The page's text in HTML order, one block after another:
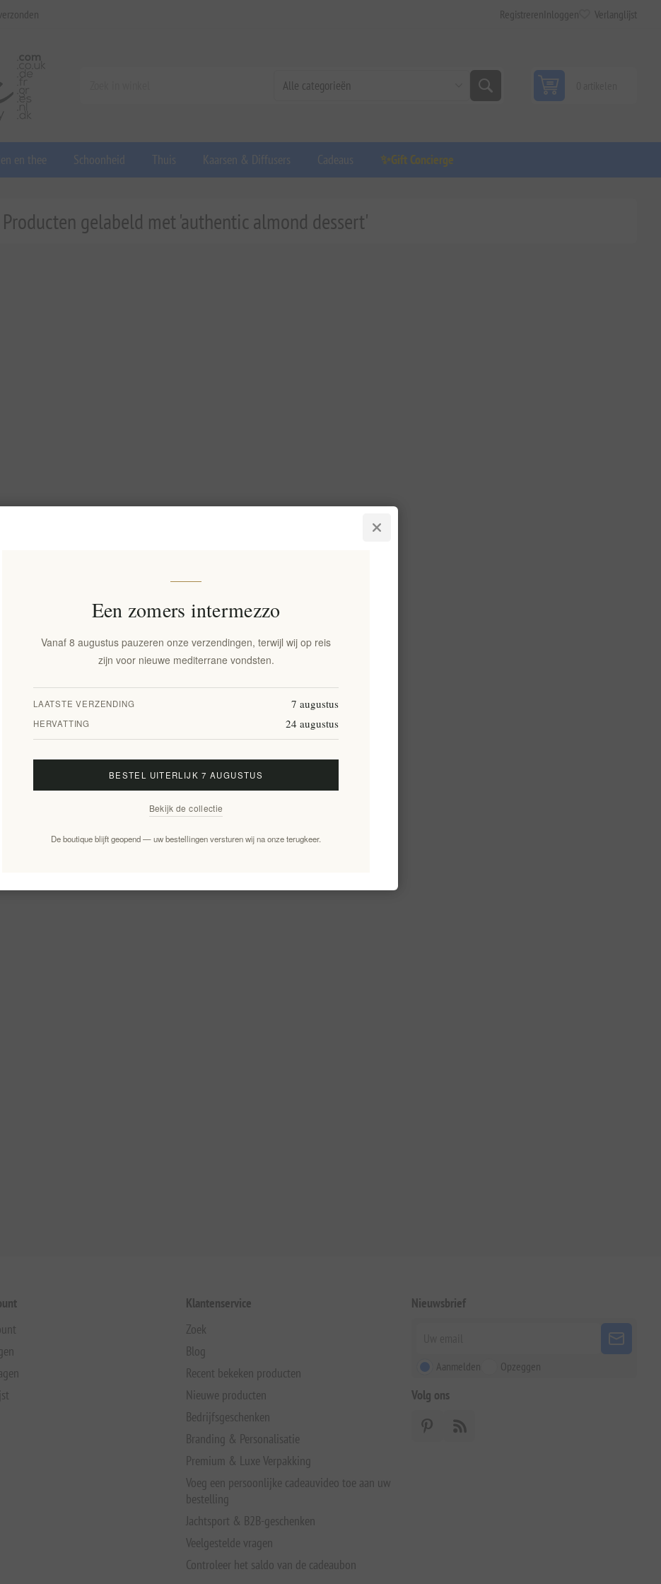
Registreren Inloggen Verlanglijst
en thee Schoonheid Thuis Kaarsen & Diffusers Cadeaus ✨Gift Concierge
Producten gelabeld met 'authentic almond dessert'
Klantenservice
Zoek
Blog
Recent bekeken producten
Nieuwe producten
Bedrijfsgeschenken
Branding & Personalisatie
Premium & Luxe Verpakking
Voeg een persoonlijke cadeauvideo toe aan uw
bestelling
Jachtsport & B2B-geschenken
Veelgestelde vragen
Controleer het saldo van de cadeaubon
Nieuwsbrief
Aanmelden Opzeggen
Volg ons
Een zomers intermezzo
Vanaf 8 augustus pauzeren onze verzendingen, terwijl wij op reis
zijn voor nieuwe mediterrane vondsten.
LAATSTE VERZENDING 7 augustus
HERVATTING 24 augustus
BESTEL UITERLIJK 7 AUGUSTUS
Bekijk de collectie
De boutique blijft geopend — uw bestellingen versturen wij na onze terugkeer.